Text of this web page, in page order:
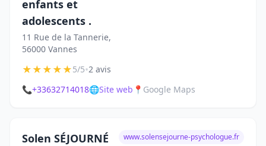
enfants et
adolescents .
11 Rue de la Tannerie,
56000 Vannes
★★★★★5/5•2 avis
📞+33632714018🌐Site web 📍 Google Maps
Solen SÉJOURNÉ
www.solensejourne-psychologue.fr